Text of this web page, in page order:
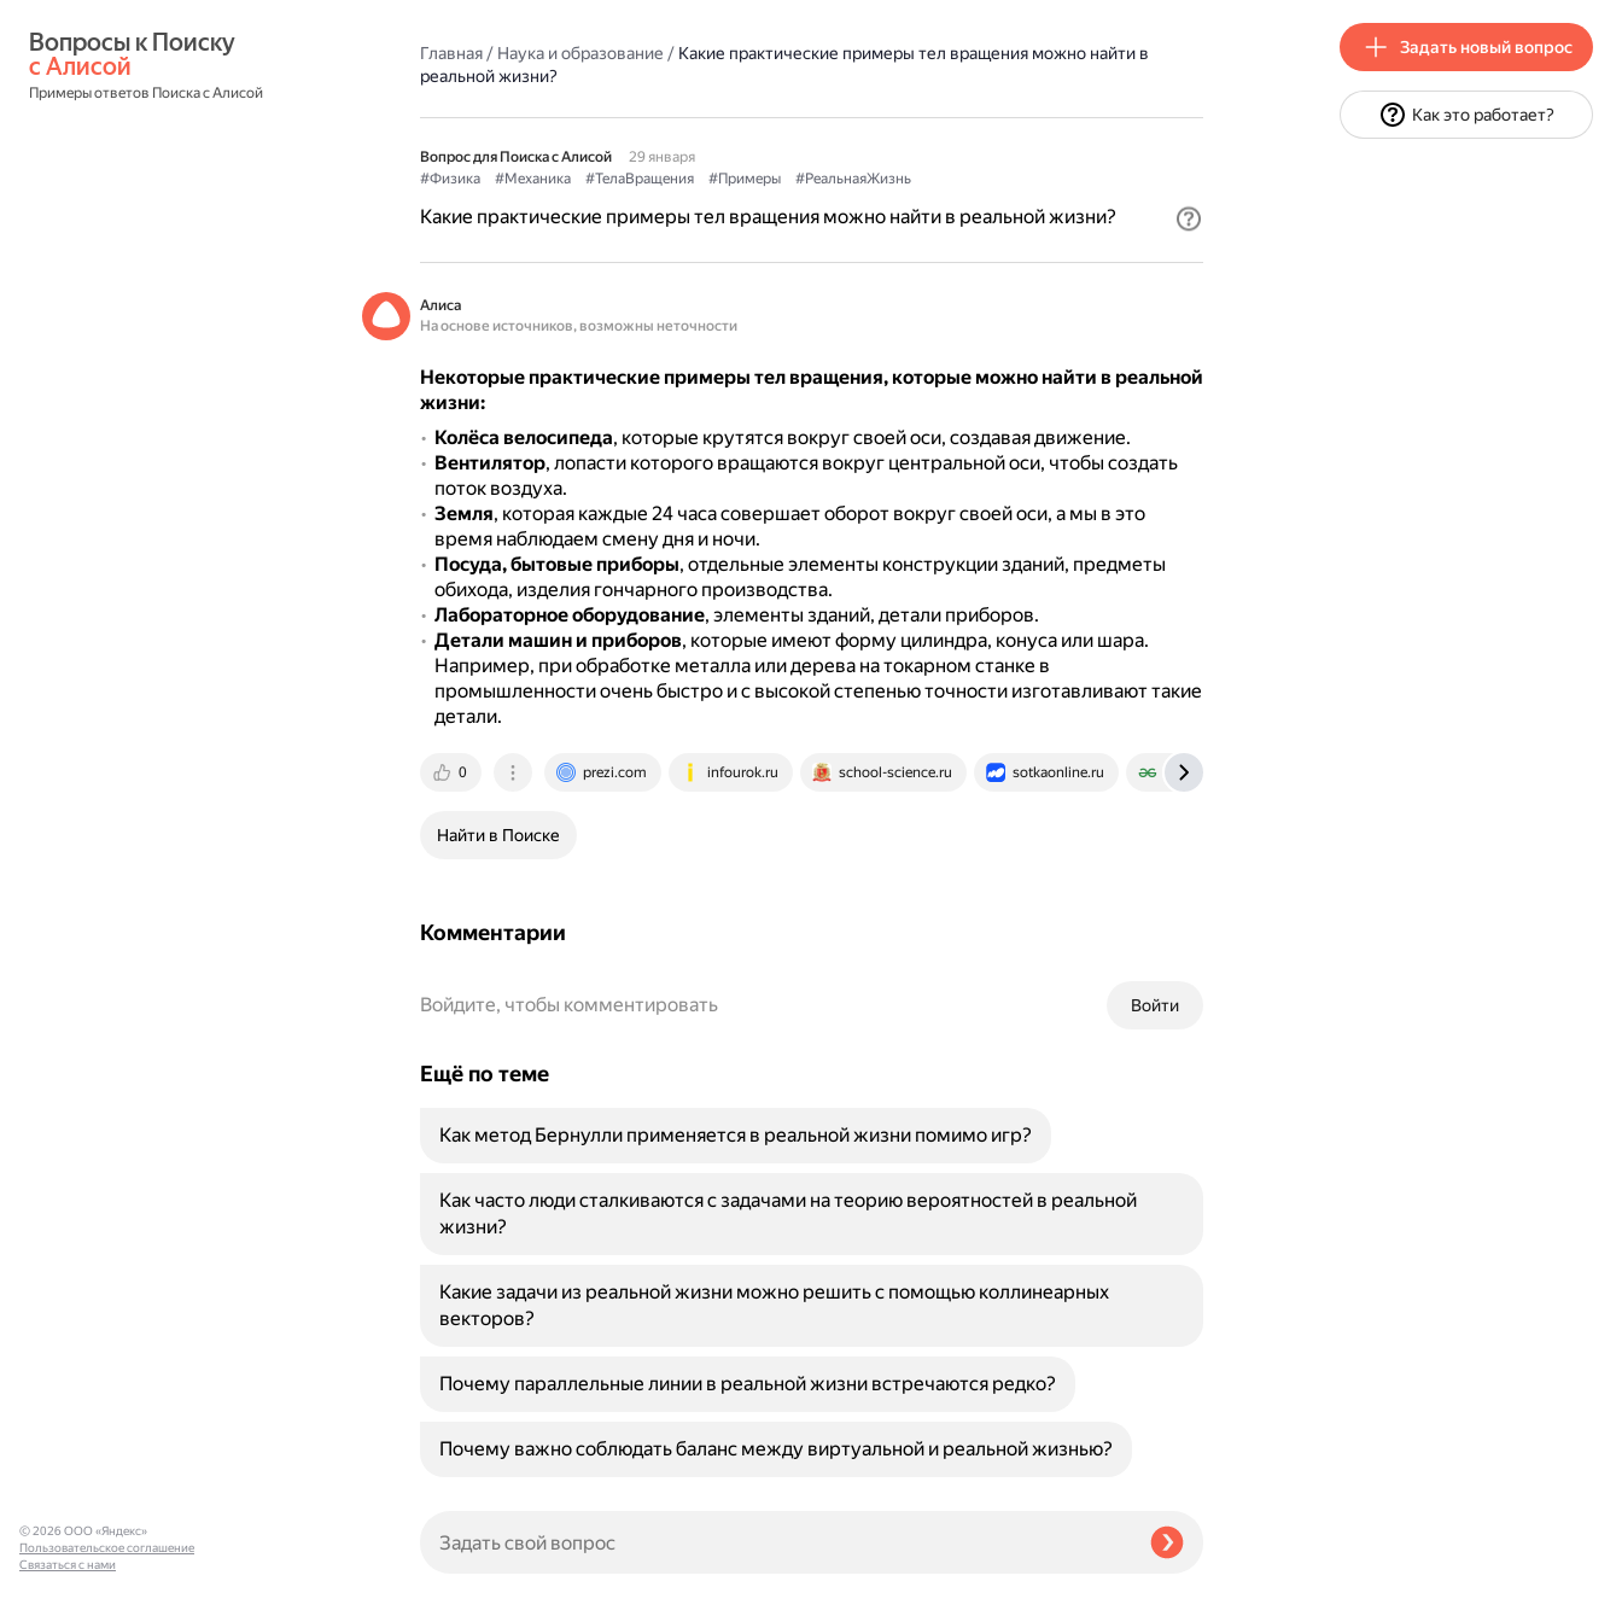
с Алисой
Примеры ответов Поиска с Алисой
Главная/ Наука и образование / Какие практические примеры тел вращения можно найти в
реальной жизни?
Вопрос для Поиска с Алисой
29 января
#Физика
#Механика #ТелаВращения #Примеры #РеальнаяЖизнь
Какие практические примеры тел вращения можно найти в реальной жизни?
Алиса
На основе источников, возможны неточности
Некоторые практические примеры тел вращения, которые можно найти в реальной
жизни:
Колёса велосипеда, которые крутятся вокруг своей оси, создавая движение.
Вентилятор, лопасти которого вращаются вокруг центральной оси, чтобы создать
поток воздуха.
Земля, которая каждые 24 часа совершает оборот вокруг своей оси, а мы в это
время наблюдаем смену дня и ночи.
Посуда, бытовые приборы, отдельные элементы конструкции зданий, предметы
обихода, изделия гончарного производства.
Лабораторное оборудование, элементы зданий, детали приборов.
Детали машин и приборов, которые имеют форму цилиндра, конуса или шара.
Например, при обработке металла или дерева на токарном станке в
промышленности очень быстро и с высокой степенью точности изготавливают такие
детали.
0 prezi.com infourok.ru school-science.ru sotkaonline.ru www.geeksforgeeks.org
Найти в Поиске
Комментарии
Войти
Войдите, чтобы комментировать
Ещё по теме
Как метод Бернулли применяется в реальной жизни помимо игр?
Как часто люди сталкиваются с задачами на теорию вероятностей в реальной
жизни?
Какие задачи из реальной жизни можно решить с помощью коллинеарных
векторов?
Почему параллельные линии в реальной жизни встречаются редко?
Почему важно соблюдать баланс между виртуальной и реальной жизнью?
© 2026 ООО «Яндекс»
Пользовательское соглашение
Связаться с нами
Задать новый вопрос
Как это работает?